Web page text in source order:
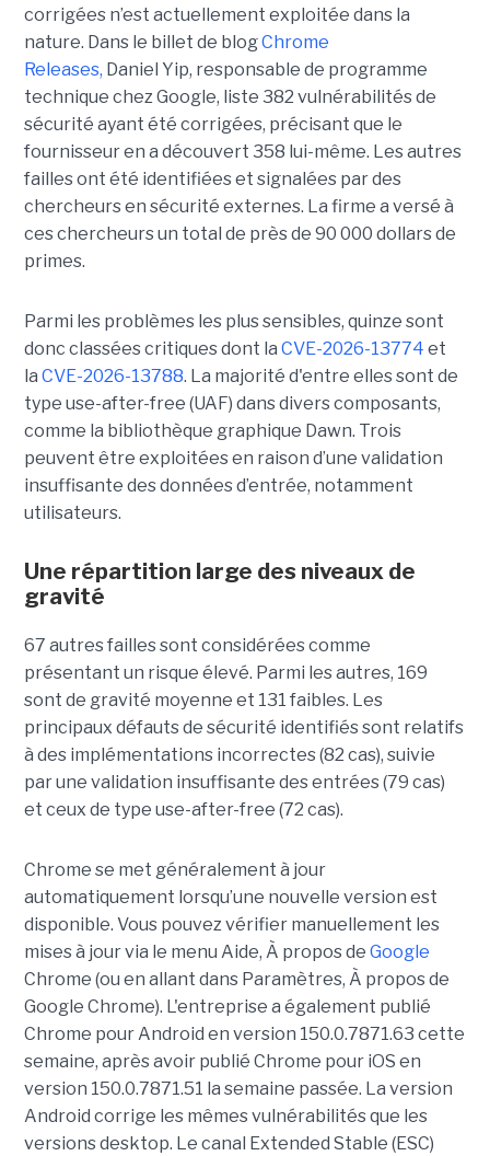
corrigées n’est actuellement exploitée dans la
nature. Dans le billet de blogChrome
Releases, Daniel Yip, responsable de programme
technique chez Google, liste 382 vulnérabilités de
sécurité ayant été corrigées, précisant que le
fournisseur en a découvert 358 lui-même. Les autres
failles ont été identifiées et signalées par des
chercheurs en sécurité externes. La firme a versé à
ces chercheurs un total de près de 90 000 dollars de
primes.
Parmi les problèmes les plus sensibles, quinze sont
donc classées critiques dont la CVE-2026-13774 et
la CVE-2026-13788. La majorité d'entre elles sont de
type use-after-free (UAF) dans divers composants,
comme la bibliothèque graphique Dawn. Trois
peuvent être exploitées en raison d’une validation
insuffisante des données d’entrée, notamment
utilisateurs.
Une répartition large des niveaux de
gravité
67 autres failles sont considérées comme
présentant un risque élevé. Parmi les autres, 169
sont de gravité moyenne et 131 faibles. Les
principaux défauts de sécurité identifiés sont relatifs
à des implémentations incorrectes (82 cas), suivie
par une validation insuffisante des entrées (79 cas)
et ceux de type use-after-free (72 cas).
Chrome se met généralement à jour
automatiquement lorsqu’une nouvelle version est
disponible. Vous pouvez vérifier manuellement les
mises à jour via le menu Aide, À propos de Google
Chrome (ou en allant dans Paramètres, À propos de
Google Chrome). L'entreprise a également publié
Chrome pour Android en version 150.0.7871.63 cette
semaine, après avoir publié Chrome pour iOS en
version 150.0.7871.51 la semaine passée. La version
Android corrige les mêmes vulnérabilités que les
versions desktop. Le canal Extended Stable (ESC)